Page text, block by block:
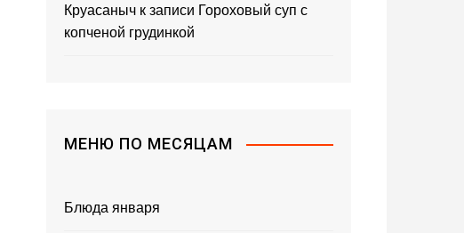
Круасанычк записи Гороховый суп с
копченой грудинкой
МЕНЮ ПО МЕСЯЦАМ
Блюда января